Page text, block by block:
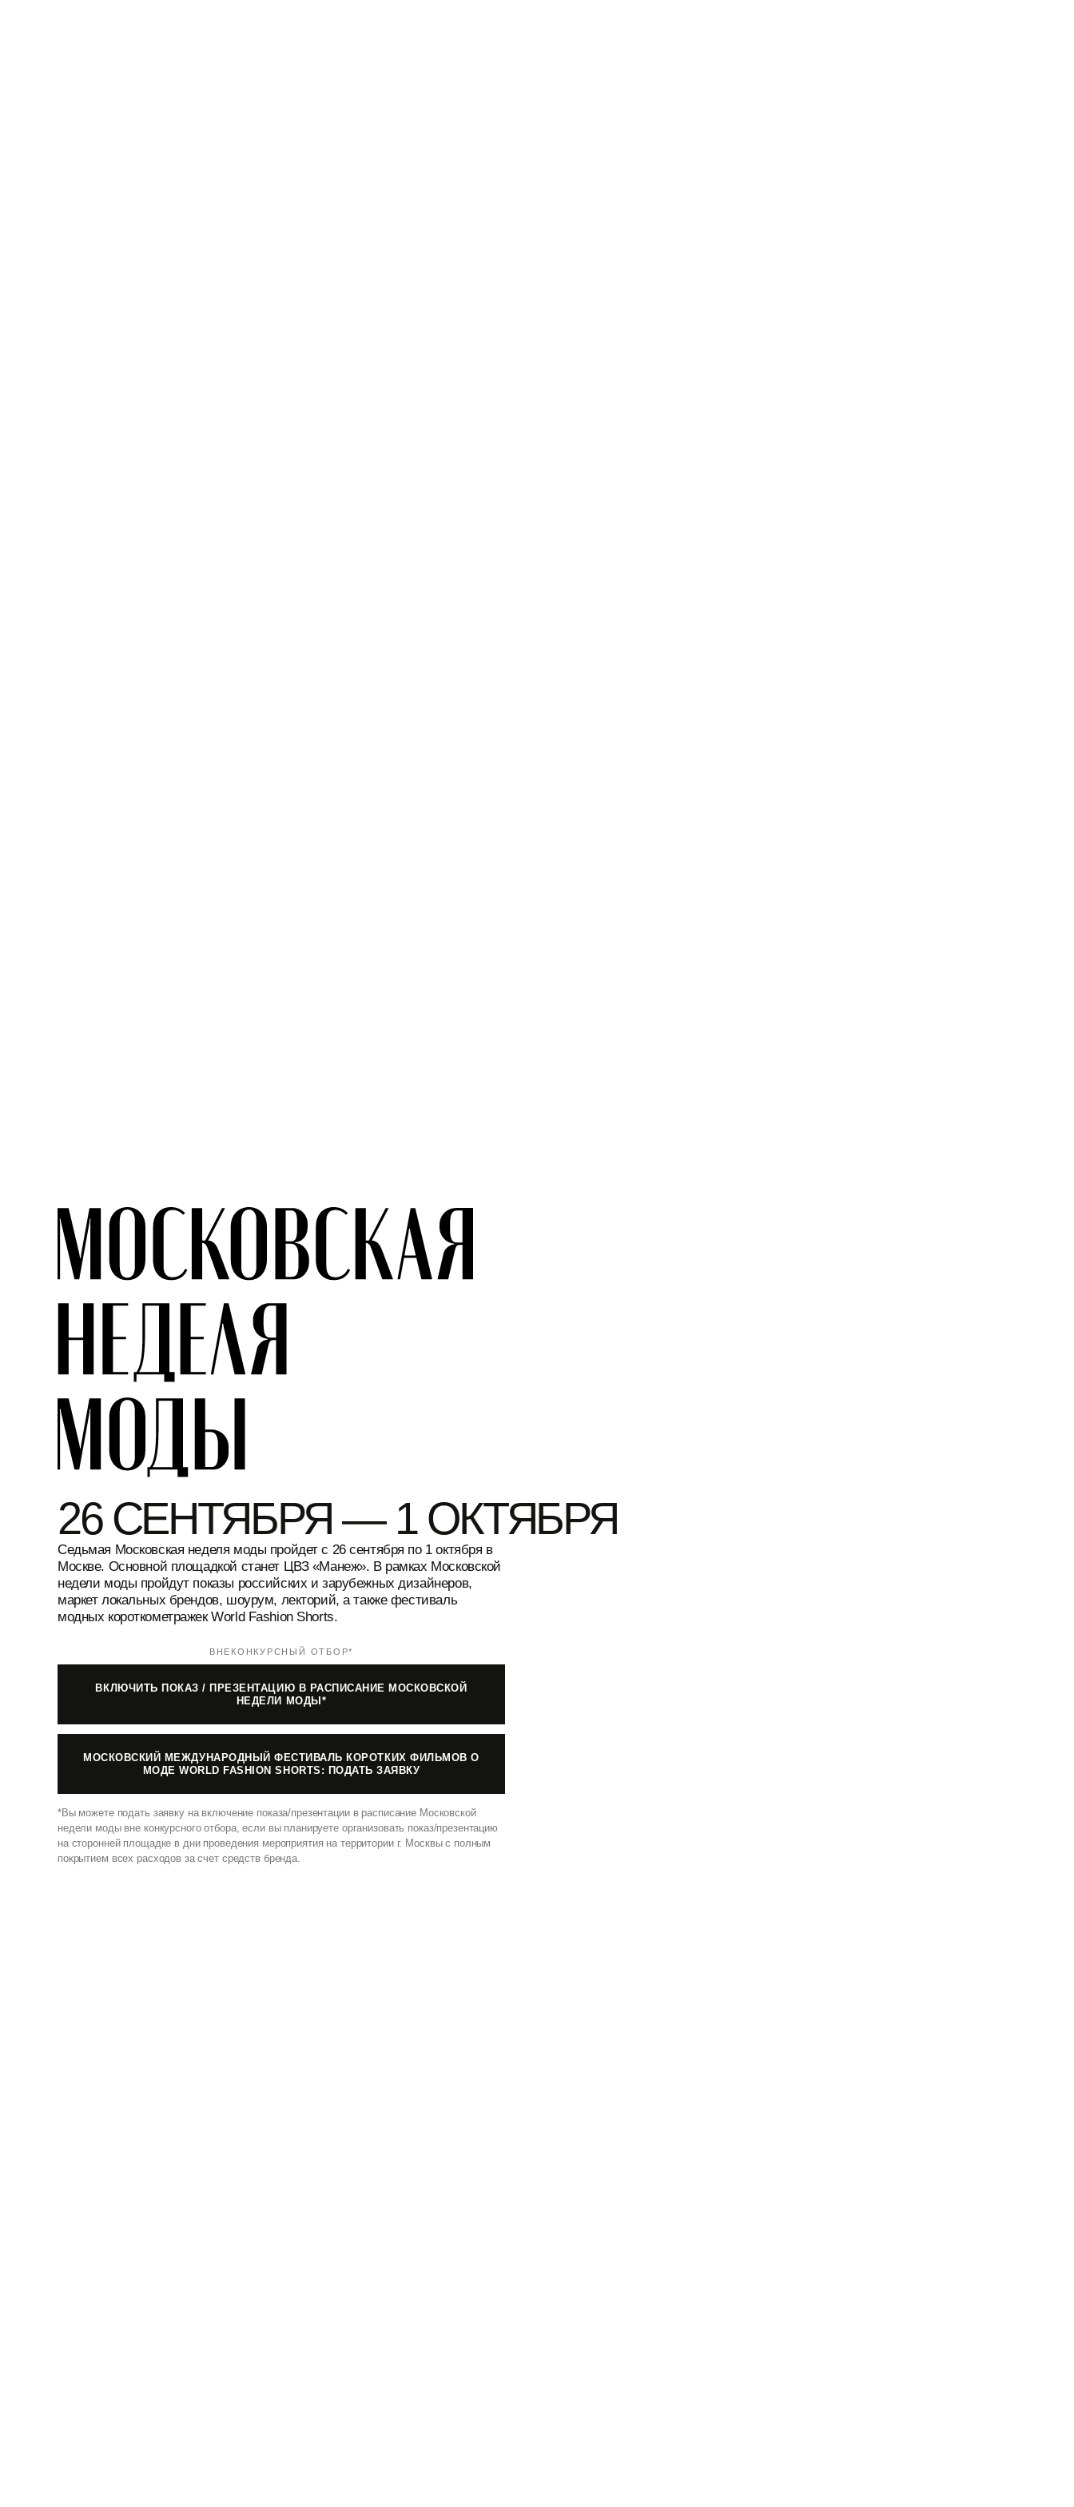
26 СЕНТЯБРЯ — 1 ОКТЯБРЯ
Седьмая Московская неделя моды пройдет с 26 сентября по 1 октября в
Москве. Основной площадкой станет ЦВЗ «Манеж». В рамках Московской
недели моды пройдут показы российских и зарубежных дизайнеров,
маркет локальных брендов, шоурум, лекторий, а также фестиваль
модных короткометражек World Fashion Shorts.
ВНЕКОНКУРСНЫЙ ОТБОР*
ВКЛЮЧИТЬ ПОКАЗ / ПРЕЗЕНТАЦИЮ В РАСПИСАНИЕ МОСКОВСКОЙ
НЕДЕЛИ МОДЫ*
МОСКОВСКИЙ МЕЖДУНАРОДНЫЙ ФЕСТИВАЛЬ КОРОТКИХ ФИЛЬМОВ О
МОДЕ WORLD FASHION SHORTS: ПОДАТЬ ЗАЯВКУ
*Вы можете подать заявку на включение показа/презентации в расписание Московской
недели моды вне конкурсного отбора, если вы планируете организовать показ/презентацию
на сторонней площадке в дни проведения мероприятия на территории г. Москвы с полным
покрытием всех расходов за счет средств бренда.